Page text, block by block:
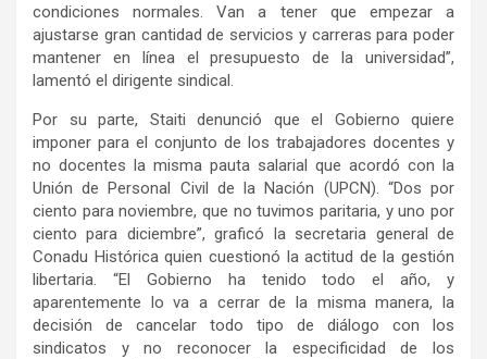
condiciones normales. Van a tener que empezar a
ajustarse gran cantidad de servicios y carreras para poder
mantener en línea el presupuesto de la universidad”,
lamentó el dirigente sindical.
Por su parte, Staiti denunció que el Gobierno quiere
imponer para el conjunto de los trabajadores docentes y
no docentes la misma pauta salarial que acordó con la
Unión de Personal Civil de la Nación (UPCN). “Dos por
ciento para noviembre, que no tuvimos paritaria, y uno por
ciento para diciembre”, graficó la secretaria general de
Conadu Histórica quien cuestionó la actitud de la gestión
libertaria. “El Gobierno ha tenido todo el año, y
aparentemente lo va a cerrar de la misma manera, la
decisión de cancelar todo tipo de diálogo con los
sindicatos y no reconocer la especificidad de los